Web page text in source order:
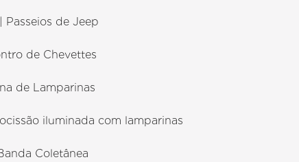
Passeios de Jeep
de Chevettes
de Lamparinas
iluminada com lamparinas
Coletânea